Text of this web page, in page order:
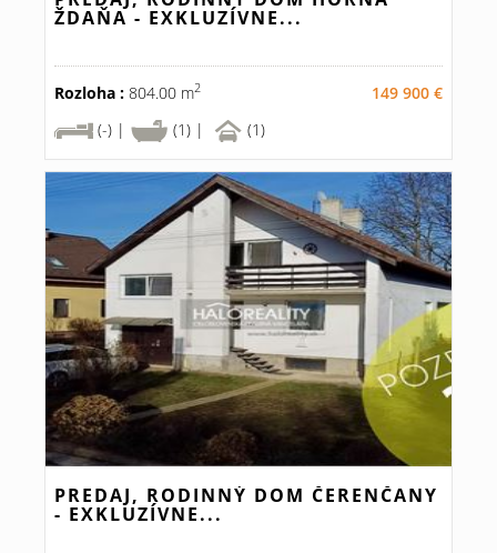
ŽDAŇA - EXKLUZÍVNE...
Rozloha : 804.00 m2
149 900 €
(-) |
(1) | (1)
PREDAJ, RODINNÝ DOM ČERENČANY
- EXKLUZÍVNE...